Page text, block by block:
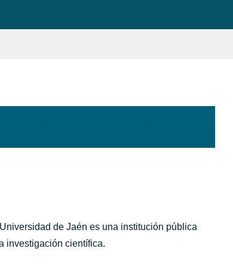
de Jaén es una institución pública
investigación científica.